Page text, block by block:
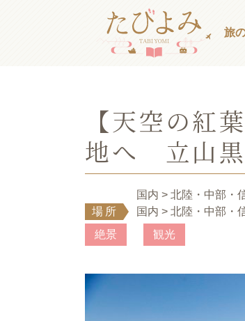
旅
【天空の紅
地へ 立山黒
場所
国内 > 北陸・中部・
国内 > 北陸・中部・
絶景
観光